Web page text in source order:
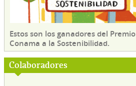
Estos son los ganadores del Premio
Conama a la Sostenibilidad.
Colaboradores